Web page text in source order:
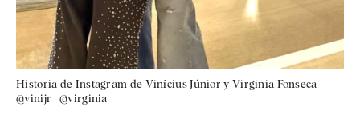
Historia de Instagram de Vinícius Júnior y Virginia Fonseca |
@vinijr |@virginia